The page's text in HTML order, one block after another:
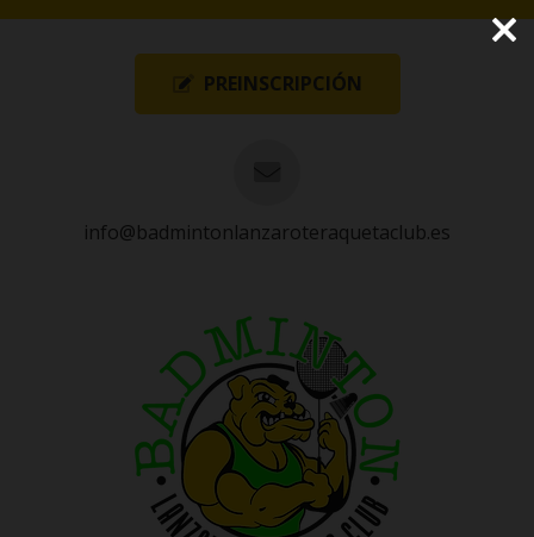
PREINSCRIPCIÓN
info@badmintonlanzaroteraquetaclub.es